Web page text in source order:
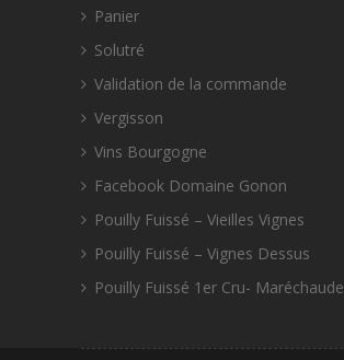
Panier
Solutré
Validation de la commande
Vergisson
Vins Bourgogne
Facebook Domaine Gonon
Pouilly Fuissé – Vieilles Vignes
Pouilly Fuissé – Vignes Dessus
Pouilly Fuissé 1er Cru- Maréchaude